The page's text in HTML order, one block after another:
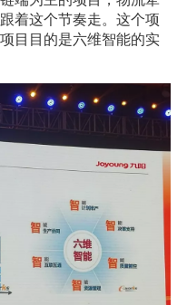
着这个节奏走。这个项
目目的是六维智能的实